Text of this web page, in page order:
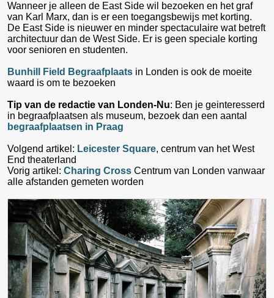
Wanneer je alleen de East Side wil bezoeken en het graf
van Karl Marx, dan is er een toegangsbewijs met korting.
De East Side is nieuwer en minder spectaculaire wat betreft
architectuur dan de West Side. Er is geen speciale korting
voor senioren en studenten.
Bunhill Field Begraafplaats in Londen is ook de moeite
waard is om te bezoeken
Tip van de redactie van Londen-Nu: Ben je geinteresserd
in begraafplaatsen als museum, bezoek dan een aantal
begraafplaatsen in Praag
Volgend artikel: Leicester Square, centrum van het West
End theaterland
Vorig artikel: Charing Cross Centrum van Londen vanwaar
alle afstanden gemeten worden